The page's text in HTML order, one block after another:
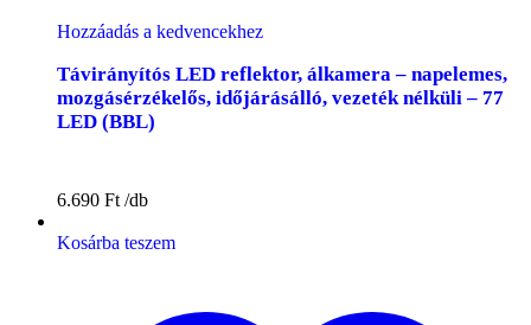
Hozzáadás a kedvencekhez
Távirányítós LED reflektor, álkamera – napelemes,
mozgásérzékelős, időjárásálló, vezeték nélküli – 77
LED (BBL)
6.690 Ft
Kosárba teszem